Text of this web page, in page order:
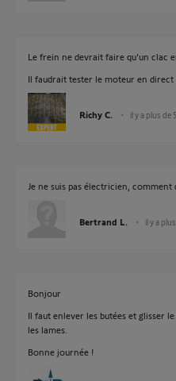
Le frein ne devrait faire qu'un clac
Il faudrait tester le moteur en direct
Richy C. il y a plus de
Je ne suis pas électricien, comment
Bertrand L. il y a
Bonjour
Il faut enlever les butées et glisser
les lames.
Bonne journée !